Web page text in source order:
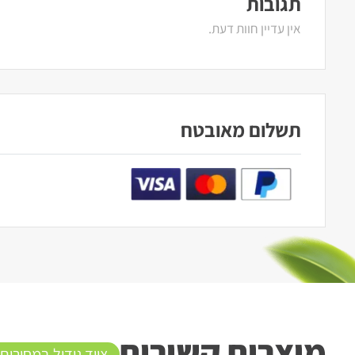
אין עדיין חוות דעת.
תשלום מאובטח